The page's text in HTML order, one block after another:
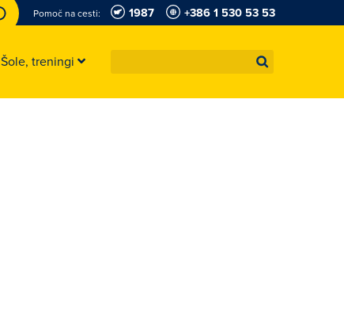
Pomoč na cesti: 1987 +386 1 530 53 53
Šole, treningi